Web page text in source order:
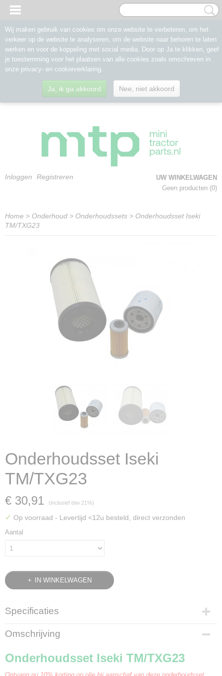
Inloggen Registreren
UW WINKELWAGEN
Geen producten (0)
Home > Onderhoud > Onderhoudssets > Onderhoudsset Iseki
TM/TXG23
Onderhoudsset Iseki
TM/TXG23
€ 30,91 (inclusief btw 21%)
✓ Op voorraad - Levertijd <12u besteld, direct verzonden
Aantal
IN WINKELWAGEN
Specificaties
Bruto gewicht
0,80 Kg
Omschrijving
Onderhoudsset Iseki TM/TXG23
Wij maken gebruik van cookies om onze website te verbeteren, om het
verkeer op de website te analyseren, om de website naar behoren te laten
werken en voor de koppeling met social media. Door op Ja te klikken, geef
je toestemming voor het plaatsen van alle cookies zoals omschreven in
onze privacy- en cookieverklaring.
Ja, ik ga akkoord Nee, niet akkoord